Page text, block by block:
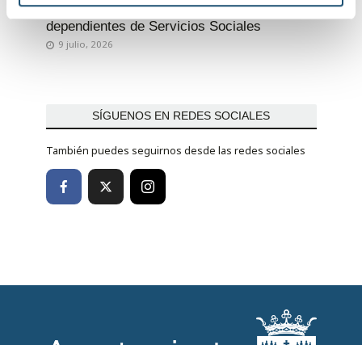
n
para reforzar el transporte de los centros
dependientes de Servicios Sociales
9 julio, 2026
SÍGUENOS EN REDES SOCIALES
También puedes seguirnos desde las redes sociales